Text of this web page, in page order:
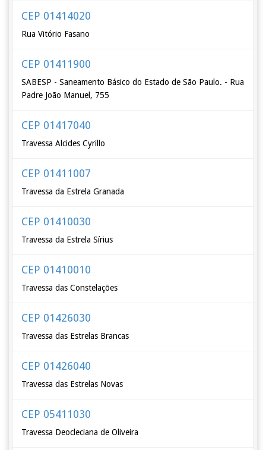
CEP 01414020
Rua Vitório Fasano
CEP 01411900
SABESP - Saneamento Básico do Estado de São Paulo. - Rua
Padre João Manuel, 755
CEP 01417040
Travessa Alcides Cyrillo
CEP 01411007
Travessa da Estrela Granada
CEP 01410030
Travessa da Estrela Sírius
CEP 01410010
Travessa das Constelações
CEP 01426030
Travessa das Estrelas Brancas
CEP 01426040
Travessa das Estrelas Novas
CEP 05411030
Travessa Deocleciana de Oliveira